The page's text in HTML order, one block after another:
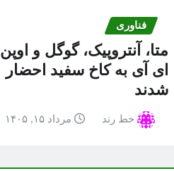
فناوری
متا، آنتروپیک، گوگل و اوپن
ای آی به کاخ سفید احضار
شدند
خط رند مرداد ۱۵, ۱۴۰۵